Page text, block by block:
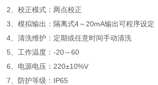
2、校正模式：两点校正
3、模拟输出：隔离式4～20mA输出可程序设定
4、清洗维护：定期或任意时间手动清洗
5、工作温度：-20～60
6、电源电压：220±10%V
7、防护等级：IP65